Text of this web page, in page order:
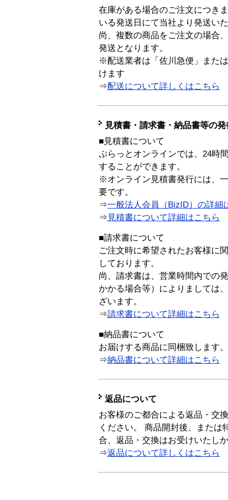
在庫がある場合のご注文につき
いる発送日にて当社より発送い
尚、複数の商品をご注文の場合
発送となります。
※配送業者は「佐川急便」また
けます
⇒配送について詳しくはこちら
見積書・請求書・納品書等の
■見積書について
ぷらっとオンラインでは、24時
することができます。
※オンライン見積書発行には、
要です。
⇒一般法人会員（BizID）の詳細
⇒ 見積書について詳細はこちら
■請求書について
ご注文時に希望されたお客様に
しております。
尚、請求書は、営業時間内での
かかる場合等）によりましては
ざいます。
⇒請求書について詳細はこちら
■納品書について
お届けする商品に同梱致します。
⇒納品書について詳細はこちら
返品について
お客様のご都合による返品・交
ください。 商品開封後、または
合、返品・交換はお受けいたし
⇒返品について詳しくはこちら